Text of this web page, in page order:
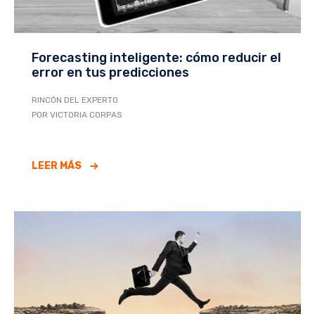
Forecasting inteligente: cómo reducir el
error en tus predicciones
RINCÓN DEL EXPERTO
POR VICTORIA CORPAS
LEER MÁS